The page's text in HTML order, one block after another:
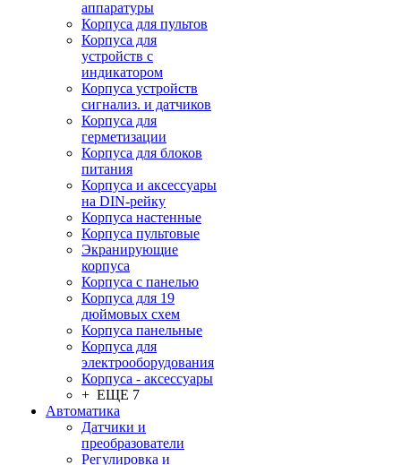
аппаратуры
Корпуса для пультов
Корпуса для
устройств с
индикатором
Корпуса устройств
сигнализ. и датчиков
Корпуса для
герметизации
Корпуса для блоков
питания
Корпуса и аксессуары
на DIN-рейку
Корпуса настенные
Корпуса пультовые
Экранирующие
корпуса
Корпуса с панелью
Корпуса для 19
дюймовых схем
Корпуса панельные
Корпуса для
электрооборудования
Корпуса - аксессуары
+ ЕЩЕ 7
Автоматика
Датчики и
преобразователи
Регулировка и